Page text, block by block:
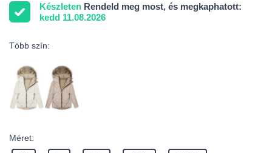
Készleten Rendeld meg most, és megkaphatott:
kedd 11.08.2026
Több szín:
Méret: